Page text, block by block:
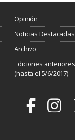
Opinión
Noticias Destacadas
Archivo
Ediciones anteriores
(hasta el 5/6/2017)